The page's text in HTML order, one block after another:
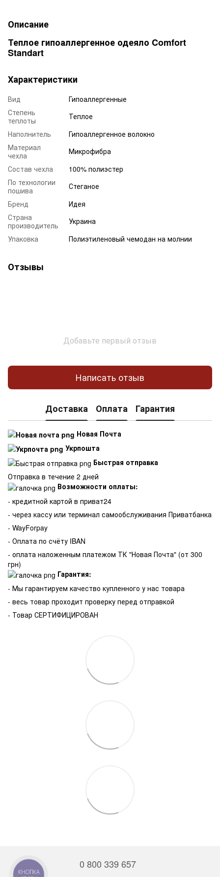
Описание
Теплое гипоаллергенное одеяло Comfort
Standart
Характеристики
Вид
Гипоаллергенные
Степень
теплоты
Теплое
Наполнитель
Гипоаллергенное волокно
Материал
чехла
Микрофибра
Состав чехла
100% полиэстер
По технологии
пошива
Стеганое
Бренд
Идея
Страна
производитель
Украина
Упаковка
Полиэтиленовый чемодан на молнии
Отзывы
Добавьте первый отзыв
Написать отзыв
Доставка Оплата Гарантия
Новая Почта
Укрпошта
Быстрая отправка
Отправка в течение 2 дней
Возможности оплаты:
- кредитной картой в приват24
- через кассу или терминал самообслуживания Приватбанка
- WayForpay
- Оплата по счёту IBAN
- оплата наложенным платежом ТК "Новая Почта" (от 300
грн)
Гарантия:
- Мы гарантируем качество купленного у нас товара
- весь товар проходит проверку перед отправкой
- Товар СЕРТИФИЦИРОВАН
0 800 339 657